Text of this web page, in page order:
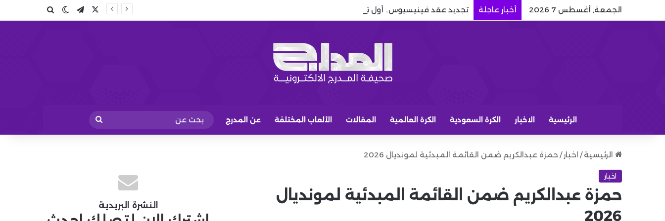
الجمعة, أغسطس 7 2026 أخبار عاجلة تجديد عقد فينيسيوس.. أول تعليق بعد نهاية مسلسل رحيله تيلقرامالوضع المظلم
بحث عن
الرئيسية الاخبار الكرة السعودية الكرة العالمية المقالات الألعاب المختلفة عن المدرج
بحث
عن
الرئيسية / اخبار / حمزة عبدالكريم ضمن القائمة المبدئية لمونديال 2026
اخبار
حمزة عبدالكريم ضمن القائمة المبدئية لمونديال
2026
النشرة البريدية